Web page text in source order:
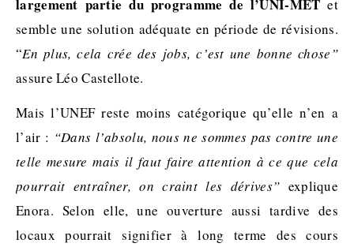
largement partie du programme de l’UNI-MET et
semble une solution adéquate en période de révisions.
“En plus, cela crée des jobs, c’est une bonne chose”
assure Léo Castellote.
Mais l’UNEF reste moins catégorique qu’elle n’en a
l’air : “Dans l’absolu, nous ne sommes pas contre une
telle mesuremais il faut faire attention à ce que cela
pourrait entraîner, on craint les dérives” explique
Enora. Selon elle, une ouverture aussi tardive des
locaux pourrait signifier à long terme des cours